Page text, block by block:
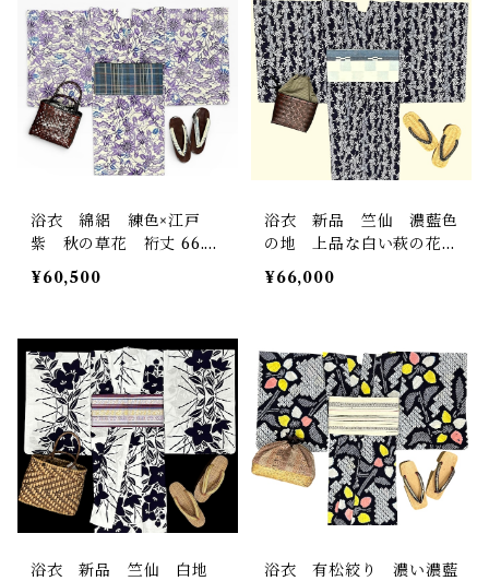
浴衣 綿絽 練色×江戸
紫 秋の草花 裄丈 66.5
㎝ K6845
¥60,500
浴衣 新品 竺仙 濃藍色
の地 上品な白い萩の花
証紙 反端 しつけ糸つき
お仕立て品 裄丈 67.5
¥66,000
浴衣 新品 竺仙 白地
浴衣 有松絞り 濃い濃藍